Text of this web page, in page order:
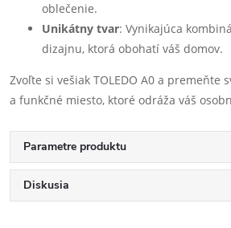
oblečenie.
Unikátny tvar: Vynikajúca
dizajnu, ktorá obohatí váš domov.
Zvoľte si vešiak TOLEDO A0 a premeňte
a funkčné miesto, ktoré odráža váš
Parametre produktu
Diskusia